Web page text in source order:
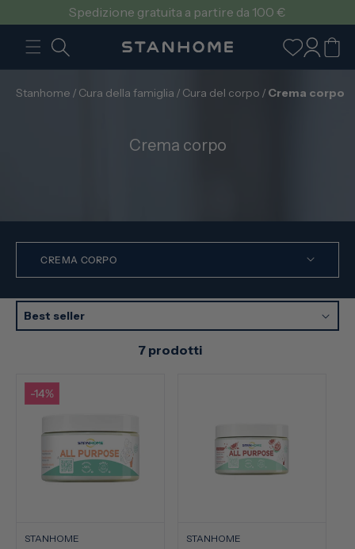
DIRETTAMENTESpedizione gratuita a partire da 100 €
Accedi
Carrello
Stanhome / Cura della famiglia / Cura del corpo / Crema corpo
C
e
z
o
n
:
Crema corpo
CREMA CORPO
Best seller
7 prodotti
-14%
STANHOME STANHOME